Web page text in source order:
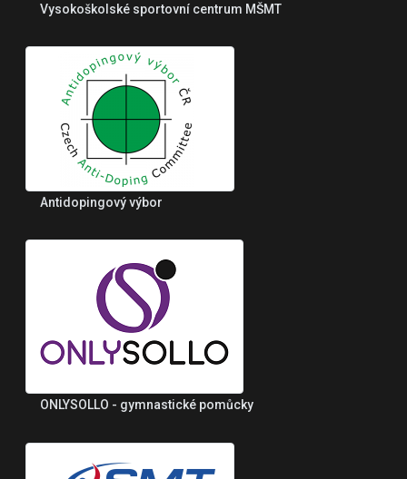
Vysokoškolské sportovní centrum MŠMT
Antidopingový výbor
ONLYSOLLO - gymnastické pomůcky